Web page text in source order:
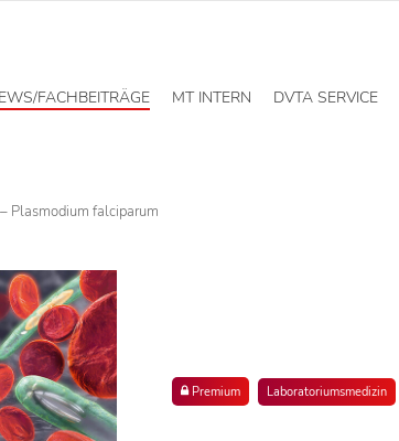
FACHBEITRÄGE MT INTERN DVTA SERVICE
Plasmodium falciparum
Premium Laboratoriumsmedizin